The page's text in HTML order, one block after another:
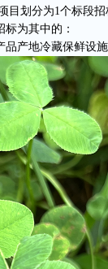
划分为1个标段招
为其中的：
产地冷藏保鲜设施